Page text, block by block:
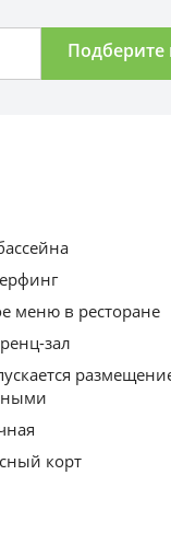
меню в ресторане
зал
корт